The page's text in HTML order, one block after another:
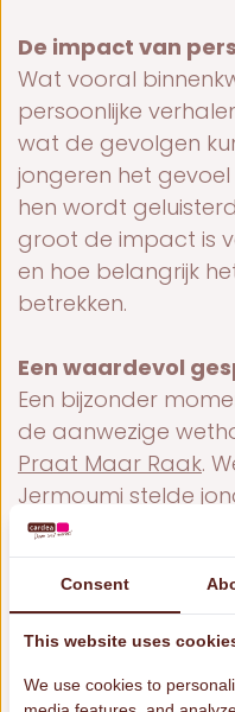
De impact van
Wat vooral
persoonlijke
wat de gevolgen
jongeren het
hen wordt
groot de impact is
en hoe belangrijk
betrekken.
Een waardevol
Een bijzonder
de aanwezige
Praat Maar Raak.
Jermoumi stelde
wat zij anders
onderwijs. Die
gewaardeerd en
dat jongeren een
die hen raken.
Consent
This website uses
We use cookies to